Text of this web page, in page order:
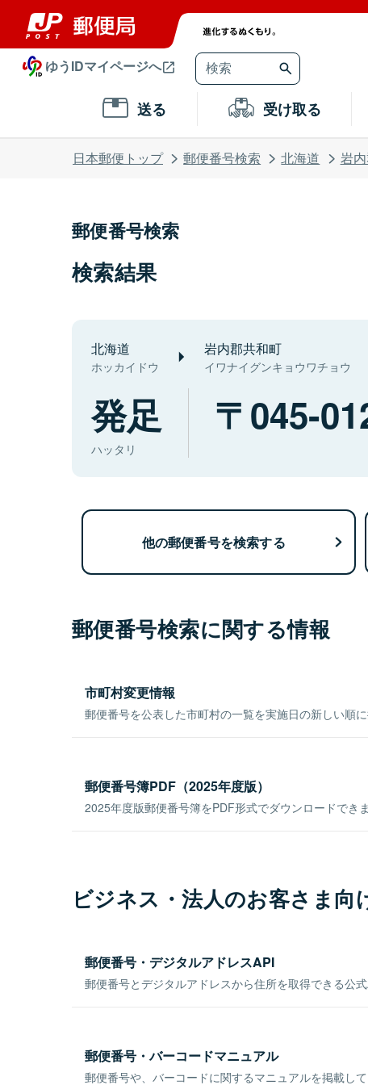
ゆうIDマイページへ
送る 受け取る
日本郵便トップ 郵便番号検索 北海道 岩
郵便番号検索
検索結果
北海道
ホッカイドウ
岩内郡共和町
イワナイグンキョウワチョウ
発足
ハッタリ
045-
他の郵便番号を検索する
郵便番号検索に関する情報
市町村変更情報
郵便番号を公表した市町村の一覧を実施日の新しい順に
郵便番号簿PDF（2025年度版）
2025年度版郵便番号簿をPDF形式でダウンロードできま
ビジネス・法人のお客さま向
郵便番号・デジタルアドレスAPI
郵便番号とデジタルアドレスから住所を取得できる公式
郵便番号・バーコードマニュアル
郵便番号や、バーコードに関するマニュアルを掲載して